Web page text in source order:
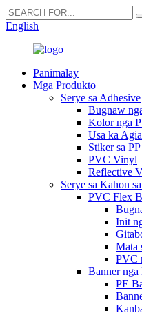
English
Panimalay
Mga Produkto
Serye sa Adhesive
Bugnaw
Kolor nga
Usa ka
Stiker sa PP
PVC Vinyl
Reflective
Serye sa Kahon
PVC Flex
Init
Mata
PVC
Banner
PE